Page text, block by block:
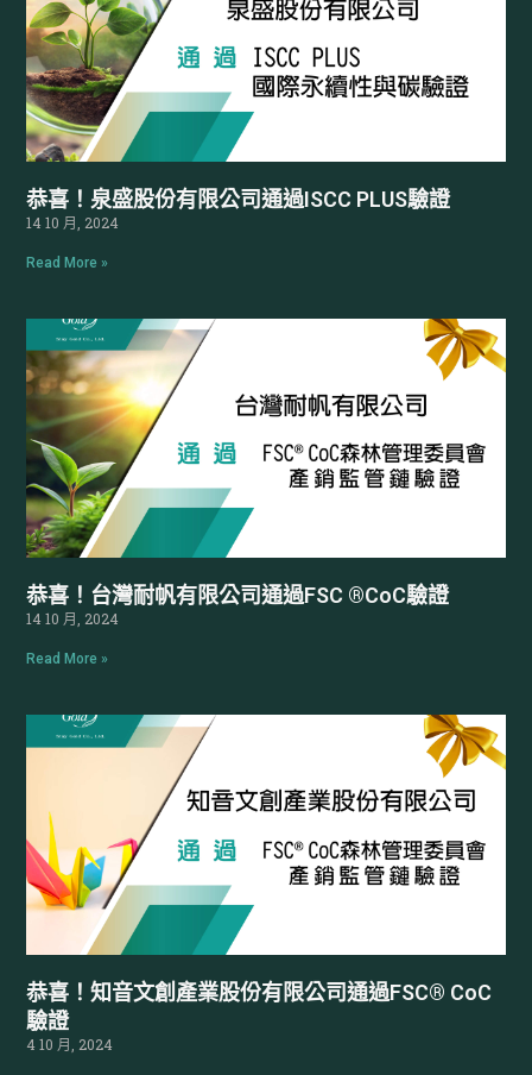
恭喜！泉盛股份有限公司通過ISCC PLUS驗證
14 10 月, 2024
Read More »
恭喜！台灣耐帆有限公司通過FSC ®CoC驗證
14 10 月, 2024
Read More »
恭喜！知音文創產業股份有限公司通過FSC® CoC
驗證
4 10 月, 2024